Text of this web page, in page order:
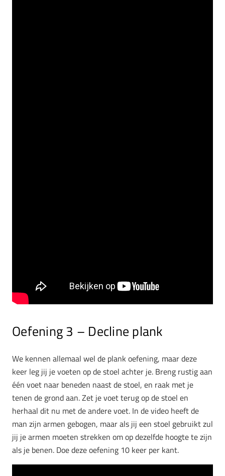
Oefening 3 – Decline plank
We kennen allemaal wel de plank oefening, maar deze
keer leg jij je voeten op de stoel achter je. Breng rustig aan
één voet naar beneden naast de stoel, en raak met je
tenen de grond aan. Zet je voet terug op de stoel en
herhaal dit nu met de andere voet. In de video heeft de
man zijn armen gebogen, maar als jij een stoel gebruikt zul
jij je armen moeten strekken om op dezelfde hoogte te zijn
als je benen. Doe deze oefening 10 keer per kant.